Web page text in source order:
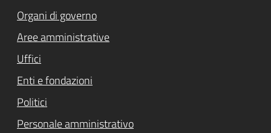
Organi di governo
Aree amministrative
Uffici
Enti e fondazioni
Politici
Personale amministrativo